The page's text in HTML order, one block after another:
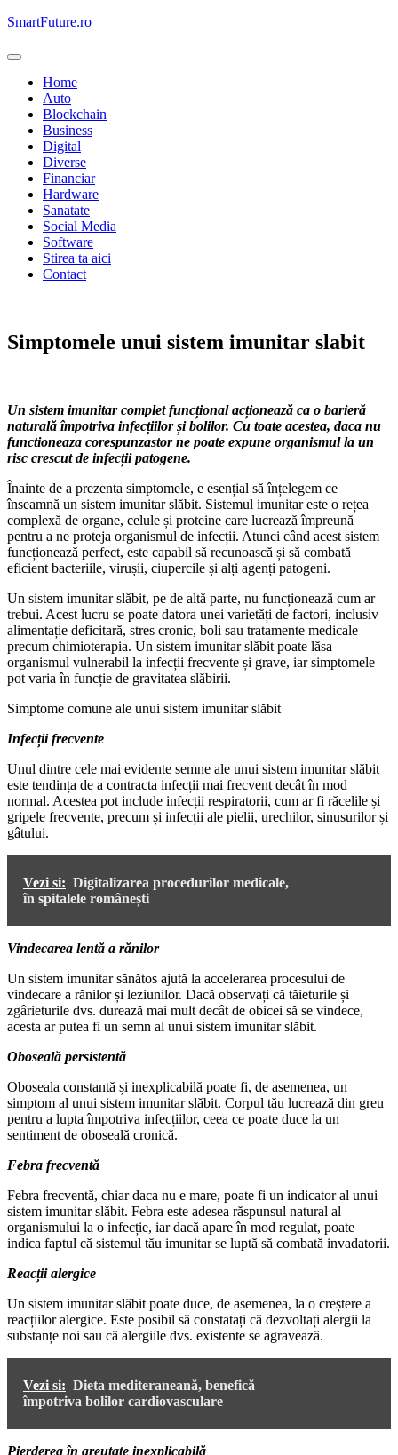
Skip
content
SmartFuture.ro
Home
Auto
Blockchain
Business
Digital
Diverse
Financiar
Hardware
Sanatate
Social Media
Software
Stirea ta aici
Contact
Simptomele unui sistem imunitar slabit
Un sistem imunitar complet funcțional acționează ca o barieră
naturală împotriva infecțiilor și bolilor. Cu toate acestea, daca nu
functioneaza corespunzastor ne poate expune organismul la un
risc crescut de infecții patogene.
Înainte de a prezenta simptomele, e esențial să înțelegem ce
înseamnă un sistem imunitar slăbit. Sistemul imunitar este o rețea
complexă de organe, celule și proteine care lucrează împreună
pentru a ne proteja organismul de infecții. Atunci când acest sistem
funcționează perfect, este capabil să recunoască și să combată
eficient bacteriile, virușii, ciupercile și alți agenți patogeni.
Un sistem imunitar slăbit, pe de altă parte, nu funcționează cum ar
trebui. Acest lucru se poate datora unei varietăți de factori, inclusiv
alimentație deficitară, stres cronic, boli sau tratamente medicale
precum chimioterapia. Un sistem imunitar slăbit poate lăsa
organismul vulnerabil la infecții frecvente și grave, iar simptomele
pot varia în funcție de gravitatea slăbirii.
Simptome comune ale unui sistem imunitar slăbit
Infecții frecvente
Unul dintre cele mai evidente semne ale unui sistem imunitar slăbit
este tendința de a contracta infecții mai frecvent decât în mod
normal. Acestea pot include infecții respiratorii, cum ar fi răcelile și
gripele frecvente, precum și infecții ale pielii, urechilor, sinusurilor și
gâtului.
Vezi si: Digitalizarea procedurilor medicale,
în spitalele românești
Vindecarea lentă a rănilor
Un sistem imunitar sănătos ajută la accelerarea procesului de
vindecare a rănilor și leziunilor. Dacă observați că tăieturile și
zgârieturile dvs. durează mai mult decât de obicei să se vindece,
acesta ar putea fi un semn al unui sistem imunitar slăbit.
Oboseală persistentă
Oboseala constantă și inexplicabilă poate fi, de asemenea, un
simptom al unui sistem imunitar slăbit. Corpul tău lucrează din greu
pentru a lupta împotriva infecțiilor, ceea ce poate duce la un
sentiment de oboseală cronică.
Febra frecventă
Febra frecventă, chiar daca nu e mare, poate fi un indicator al unui
sistem imunitar slăbit. Febra este adesea răspunsul natural al
organismului la o infecție, iar dacă apare în mod regulat, poate
indica faptul că sistemul tău imunitar se luptă să combată invadatorii.
Reacții alergice
Un sistem imunitar slăbit poate duce, de asemenea, la o creștere a
reacțiilor alergice. Este posibil să constatați că dezvoltați alergii la
substanțe noi sau că alergiile dvs. existente se agravează.
Vezi si: Dieta mediteraneană, benefică
împotriva bolilor cardiovasculare
Pierderea în greutate inexplicabilă